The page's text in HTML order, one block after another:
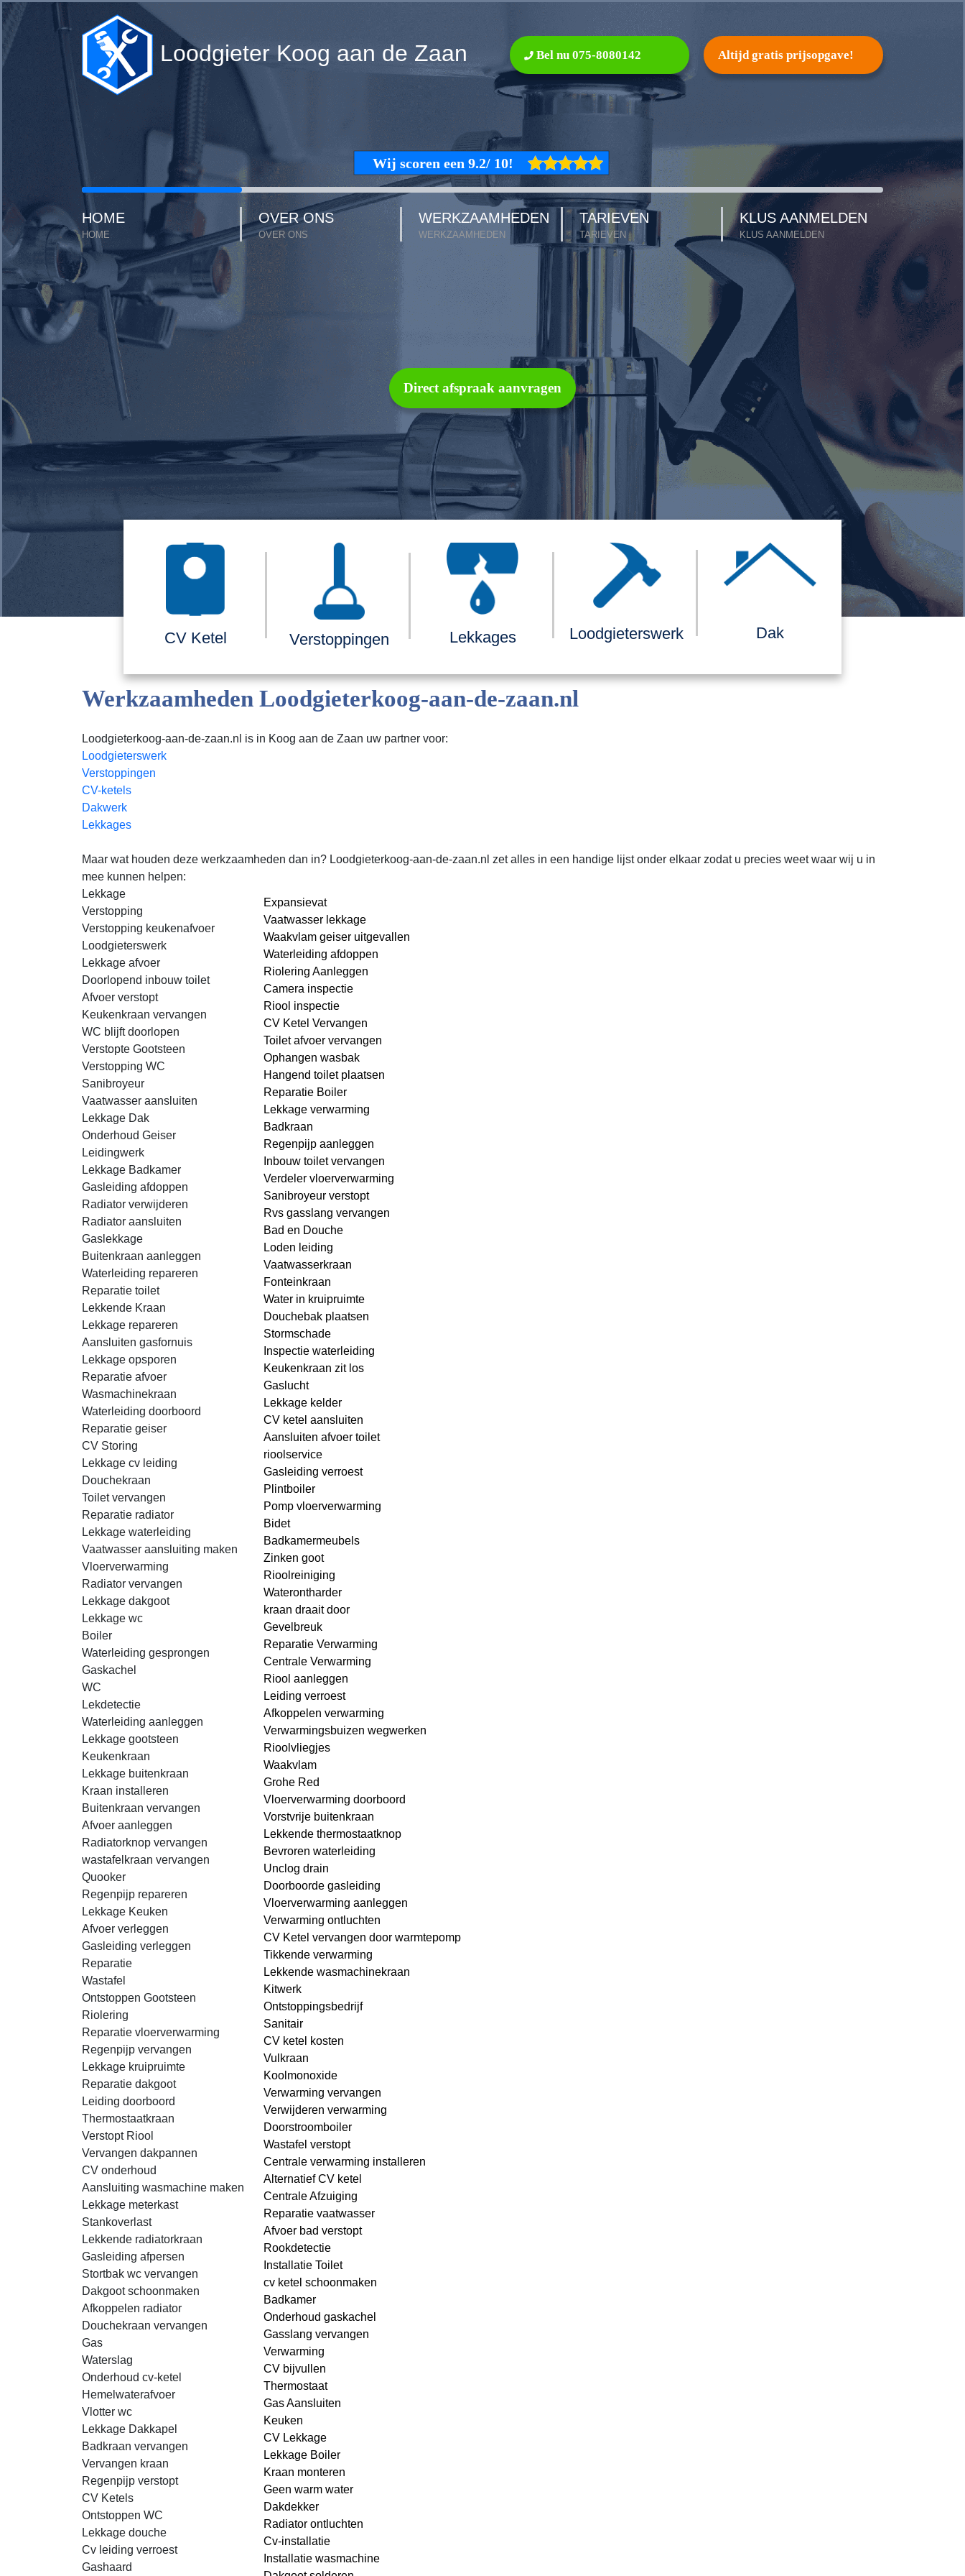
Loodgieter Koog aan de Zaan Bel nu 075-8080142 Altijd gratis prijsopgave!
HOME
HOME
OVER ONS
OVER ONS
WERKZAAMHEDEN
WERKZAAMHEDEN
TARIEVEN
TARIEVEN
KLUS AANMELDEN
KLUS AANMELDEN
Direct afspraak aanvragen
CV Ketel Verstoppingen Lekkages Loodgieterswerk Dak
Werkzaamheden Loodgieterkoog-aan-de-zaan.nl
Loodgieterkoog-aan-de-zaan.nl is in Koog aan de Zaan uw partner voor:
Loodgieterswerk
Verstoppingen
CV-ketels
Dakwerk
Lekkages
Maar wat houden deze werkzaamheden dan in? Loodgieterkoog-aan-de-zaan.nl zet alles in een handige lijst onder elkaar zodat u precies weet waar wij u in
mee kunnen helpen:
Lekkage
Verstopping
Verstopping keukenafvoer
Loodgieterswerk
Lekkage afvoer
Doorlopend inbouw toilet
Afvoer verstopt
Keukenkraan vervangen
WC blijft doorlopen
Verstopte Gootsteen
Verstopping WC
Sanibroyeur
Vaatwasser aansluiten
Lekkage Dak
Onderhoud Geiser
Leidingwerk
Lekkage Badkamer
Gasleiding afdoppen
Radiator verwijderen
Radiator aansluiten
Gaslekkage
Buitenkraan aanleggen
Waterleiding repareren
Reparatie toilet
Lekkende Kraan
Lekkage repareren
Aansluiten gasfornuis
Lekkage opsporen
Reparatie afvoer
Wasmachinekraan
Waterleiding doorboord
Reparatie geiser
CV Storing
Lekkage cv leiding
Douchekraan
Toilet vervangen
Reparatie radiator
Lekkage waterleiding
Vaatwasser aansluiting maken
Vloerverwarming
Radiator vervangen
Lekkage dakgoot
Lekkage wc
Boiler
Waterleiding gesprongen
Gaskachel
WC
Lekdetectie
Waterleiding aanleggen
Lekkage gootsteen
Keukenkraan
Lekkage buitenkraan
Kraan installeren
Buitenkraan vervangen
Afvoer aanleggen
Radiatorknop vervangen
wastafelkraan vervangen
Quooker
Regenpijp repareren
Lekkage Keuken
Afvoer verleggen
Gasleiding verleggen
Reparatie
Wastafel
Ontstoppen Gootsteen
Riolering
Reparatie vloerverwarming
Regenpijp vervangen
Lekkage kruipruimte
Reparatie dakgoot
Leiding doorboord
Thermostaatkraan
Verstopt Riool
Vervangen dakpannen
CV onderhoud
Aansluiting wasmachine maken
Lekkage meterkast
Stankoverlast
Lekkende radiatorkraan
Gasleiding afpersen
Stortbak wc vervangen
Dakgoot schoonmaken
Afkoppelen radiator
Douchekraan vervangen
Gas
Waterslag
Onderhoud cv-ketel
Hemelwaterafvoer
Vlotter wc
Lekkage Dakkapel
Badkraan vervangen
Vervangen kraan
Regenpijp verstopt
CV Ketels
Ontstoppen WC
Lekkage douche
Cv leiding verroest
Gashaard
Expansievat
Vaatwasser lekkage
Waakvlam geiser uitgevallen
Waterleiding afdoppen
Riolering Aanleggen
Camera inspectie
Riool inspectie
CV Ketel Vervangen
Toilet afvoer vervangen
Ophangen wasbak
Hangend toilet plaatsen
Reparatie Boiler
Lekkage verwarming
Badkraan
Regenpijp aanleggen
Inbouw toilet vervangen
Verdeler vloerverwarming
Sanibroyeur verstopt
Rvs gasslang vervangen
Bad en Douche
Loden leiding
Vaatwasserkraan
Fonteinkraan
Water in kruipruimte
Douchebak plaatsen
Stormschade
Inspectie waterleiding
Keukenkraan zit los
Gaslucht
Lekkage kelder
CV ketel aansluiten
Aansluiten afvoer toilet
rioolservice
Gasleiding verroest
Plintboiler
Pomp vloerverwarming
Bidet
Badkamermeubels
Zinken goot
Rioolreiniging
Waterontharder
kraan draait door
Gevelbreuk
Reparatie Verwarming
Centrale Verwarming
Riool aanleggen
Leiding verroest
Afkoppelen verwarming
Verwarmingsbuizen wegwerken
Rioolvliegjes
Waakvlam
Grohe Red
Vloerverwarming doorboord
Vorstvrije buitenkraan
Lekkende thermostaatknop
Bevroren waterleiding
Unclog drain
Doorboorde gasleiding
Vloerverwarming aanleggen
Verwarming ontluchten
CV Ketel vervangen door warmtepomp
Tikkende verwarming
Lekkende wasmachinekraan
Kitwerk
Ontstoppingsbedrijf
Sanitair
CV ketel kosten
Vulkraan
Koolmonoxide
Verwarming vervangen
Verwijderen verwarming
Doorstroomboiler
Wastafel verstopt
Centrale verwarming installeren
Alternatief CV ketel
Centrale Afzuiging
Reparatie vaatwasser
Afvoer bad verstopt
Rookdetectie
Installatie Toilet
cv ketel schoonmaken
Badkamer
Onderhoud gaskachel
Gasslang vervangen
Verwarming
CV bijvullen
Thermostaat
Gas Aansluiten
Keuken
CV Lekkage
Lekkage Boiler
Kraan monteren
Geen warm water
Dakdekker
Radiator ontluchten
Cv-installatie
Installatie wasmachine